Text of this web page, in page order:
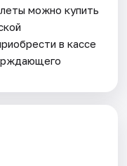
можно купить
в кассе